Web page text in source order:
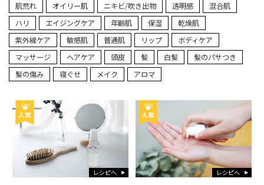
肌荒れ
オイリー肌 ニキビ/吹き出物 透明感
混合肌
ハリ
エイジングケア 年齢肌 保湿
乾燥肌
紫外線ケア
敏感肌 普通肌 リップ
ボディケア
マッサージ
ヘアケア 頭皮 髪 白髪
髪のパサつき
髪の傷み
寝ぐせ メイク アロマ
レシピへ レシピへ